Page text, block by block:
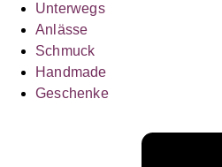
Unterwegs
Anlässe
Schmuck
Handmade
Geschenke